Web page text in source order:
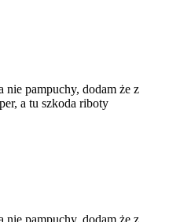
nie pampuchy, dodam że z
a tu szkoda riboty
nie pampuchy, dodam że z